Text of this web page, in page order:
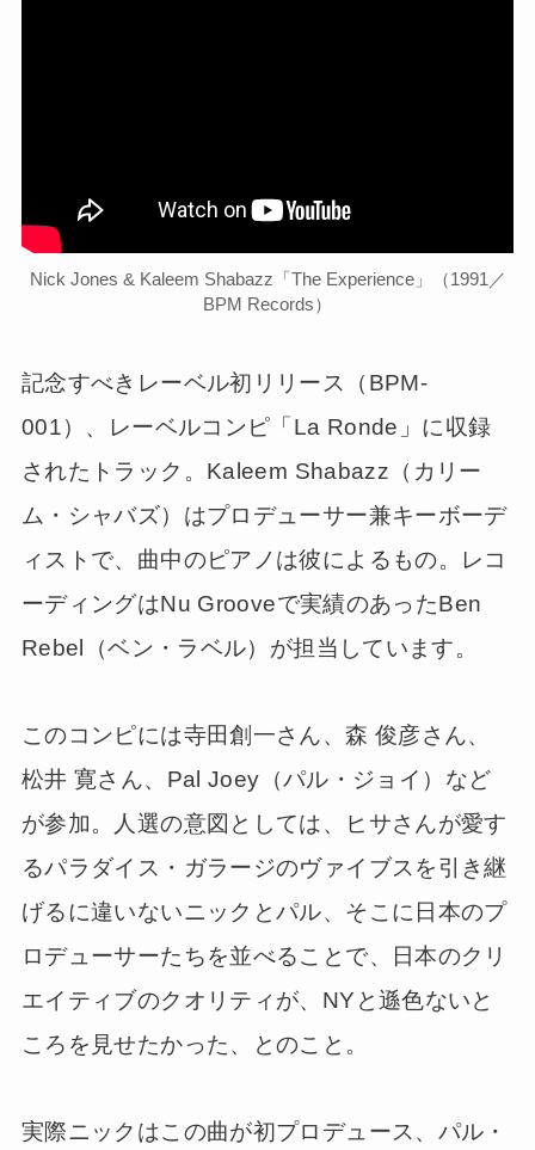
Nick Jones & Kaleem Shabazz「The Experience」（1991／
BPM Records）
記念すべきレーベル初リリース（BPM-
001）、レーベルコンピ「La Ronde」に収録
されたトラック。Kaleem Shabazz（カリー
ム・シャバズ）はプロデューサー兼キーボーデ
ィストで、曲中のピアノは彼によるもの。レコ
ーディングはNu Grooveで実績のあったBen
Rebel（ベン・ラベル）が担当しています。
このコンピには寺田創一さん、森 俊彦さん、
松井 寛さん、Pal Joey（パル・ジョイ）など
が参加。人選の意図としては、ヒサさんが愛す
るパラダイス・ガラージのヴァイブスを引き継
げるに違いないニックとパル、そこに日本のプ
ロデューサーたちを並べることで、日本のクリ
エイティブのクオリティが、NYと遜色ないと
ころを見せたかった、とのこと。
実際ニックはこの曲が初プロデュース、パル・